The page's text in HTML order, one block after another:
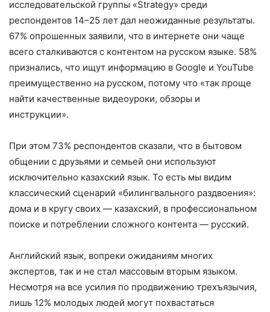
исследовательской группы «Strategy» среди
респондентов 14–25 лет дал неожиданные результаты.
67% опрошенных заявили, что в интернете они чаще
всего сталкиваются с контентом на русском языке. 58%
признались, что ищут информацию в Google и YouTube
преимущественно на русском, потому что «так проще
найти качественные видеоуроки, обзоры и
инструкции».
При этом 73% респондентов сказали, что в бытовом
общении с друзьями и семьей они используют
исключительно казахский язык. То есть мы видим
классический сценарий «билингвального раздвоения»:
дома и в кругу своих — казахский, в профессиональном
поиске и потреблении сложного контента — русский.
Английский язык, вопреки ожиданиям многих
экспертов, так и не стал массовым вторым языком.
Несмотря на все усилия по продвижению трехъязычия,
лишь 12% молодых людей могут похвастаться